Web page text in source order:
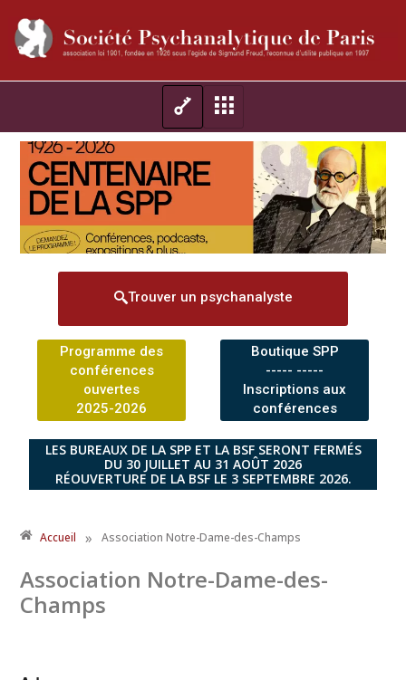
Trouver un psychanalyste
Programme des
conférences
ouvertes
2025-2026
Boutique SPP
----- -----
Inscriptions aux
conférences
LES BUREAUX DE LA SPP ET LA BSF SERONT FERMÉS
DU 30 JUILLET AU 31 AOÛT 2026
RÉOUVERTURE DE LA BSF LE 3 SEPTEMBRE 2026.
Accueil » Association Notre-Dame-des-Champs
Association Notre-Dame-des-
Champs